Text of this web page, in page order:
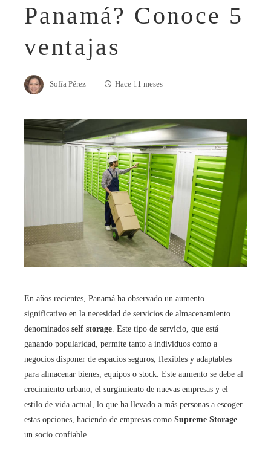
Panamá? Conoce 5
ventajas
Sofía Pérez Hace 11 meses
En años recientes, Panamá ha observado un aumento
significativo en la necesidad de servicios de almacenamiento
denominados self storage. Este tipo de servicio, que está
ganando popularidad, permite tanto a individuos como a
negocios disponer de espacios seguros, flexibles y adaptables
para almacenar bienes, equipos o stock. Este aumento se debe al
crecimiento urbano, el surgimiento de nuevas empresas y el
estilo de vida actual, lo que ha llevado a más personas a escoger
estas opciones, haciendo de empresas como Supreme Storage
un socio confiable.